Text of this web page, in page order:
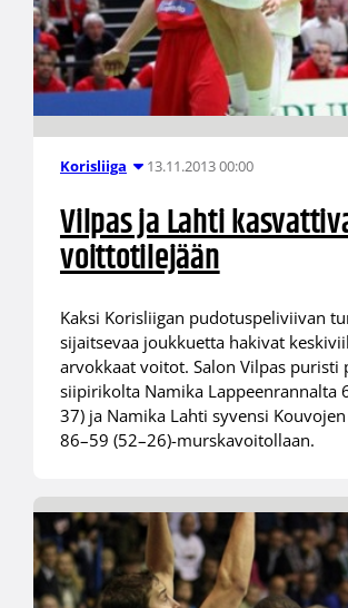
Korisliiga 13.11.2013 00:00
Vilpas ja Lahti
voittotilejään
Kaksi Korisliigan pudotuspeliviivan
sijaitsevaa joukkuetta hakivat
arvokkaat voitot. Salon Vilpas puristi
siipirikolta Namika Lappeenrannalta
37) ja Namika Lahti syvensi
86–59 (52–26)-murskavoitollaan.